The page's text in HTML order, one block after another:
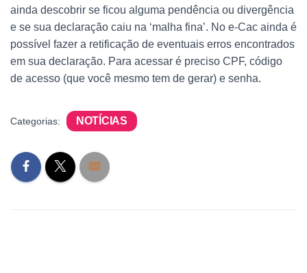
ainda descobrir se ficou alguma pendência ou divergência
e se sua declaração caiu na ‘malha fina’. No e-Cac ainda é
possível fazer a retificação de eventuais erros encontrados
em sua declaração. Para acessar é preciso CPF, código
de acesso (que você mesmo tem de gerar) e senha.
Categorias: NOTÍCIAS